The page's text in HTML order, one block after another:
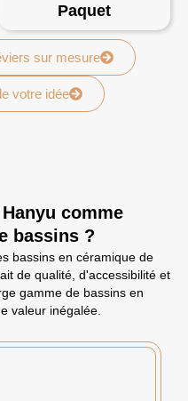
Paquet
sur mesure
votre idée
comme
bassins ?
bassins en céramique de
de qualité, d'accessibilité et
gamme de bassins en
valeur inégalée.